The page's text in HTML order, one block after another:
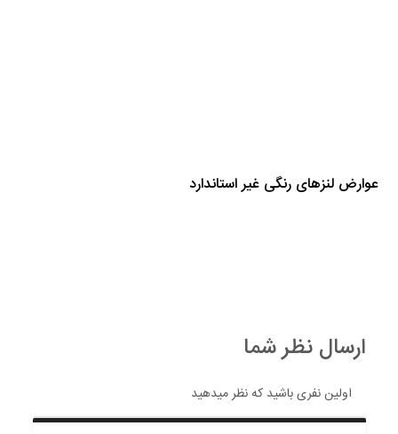
عوارض لنزهای رنگی غیر استاندارد
ارسال نظر شما
اولین نفری باشید که نظر میدهید